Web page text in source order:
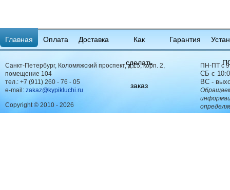
Главная Оплата Доставка Как
сделать
заказ
Гарантия
Copyright © 2010 - 2026
Санкт-Петербург, Коломяжский проспект, д.15, корп. 2,
помещение 104
тел.: +7 (911) 260 - 76 - 05
e-mail: zakaz@kypikluchi.ru
ПН-ПТ с
СБ с
ВС -